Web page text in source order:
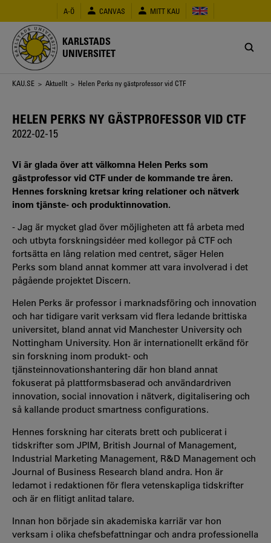
huvudinnehåll
A-Ö CANVAS MITT KAU
KARLSTADS
UNIVERSITET
Länkstig
KAU.SE > Aktuellt > Helen Perks ny gästprofessor vid CTF
HELEN PERKS NY GÄSTPROFESSOR VID CTF
2022-02-15
Vi är glada över att välkomna Helen Perks som
gästprofessor vid CTF under de kommande tre åren.
Hennes forskning kretsar kring relationer och nätverk
inom tjänste- och produktinnovation.
- Jag är mycket glad över möjligheten att få arbeta med
och utbyta forskningsidéer med kollegor på CTF och
fortsätta en lång relation med centret, säger Helen
Perks som bland annat kommer att vara involverad i det
pågående projektet Discern.
Helen Perks är professor i marknadsföring och innovation
och har tidigare varit verksam vid flera ledande brittiska
universitet, bland annat vid Manchester University och
Nottingham University. Hon är internationellt erkänd för
sin forskning inom produkt- och
tjänsteinnovationshantering där hon bland annat
fokuserat på plattformsbaserad och användardriven
innovation, social innovation i nätverk, digitalisering och
så kallande product smartness configurations.
Hennes forskning har citerats brett och publicerat i
tidskrifter som JPIM, British Journal of Management,
Industrial Marketing Management, R&D Management och
Journal of Business Research bland andra. Hon är
ledamot i redaktionen för flera vetenskapliga tidskrifter
och är en flitigt anlitad talare.
Innan hon började sin akademiska karriär var hon
verksam i olika chefsbefattningar och andra professionella